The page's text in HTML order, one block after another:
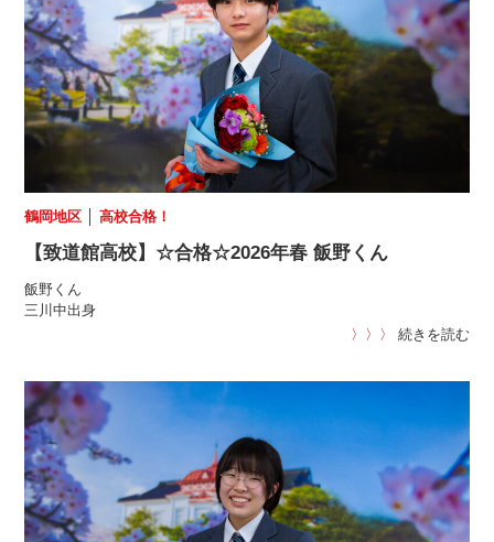
鶴岡地区 │高校合格！
【致道館高校】☆合格☆2026年春 飯野くん
飯野くん
三川中出身
〉〉〉
続きを読む